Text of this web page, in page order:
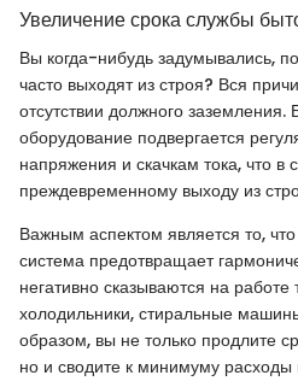
Увеличение срока службы
Вы когда-нибудь задумывались,
часто выходят из строя? Вся
отсутствии должного заземления.
оборудование подвергается
напряжения и скачкам тока, что в
преждевременному выходу из
Важным аспектом является то,
система предотвращает
негативно сказываются на работе
холодильники, стиральные
образом, вы не только продлите
но и сводите к минимуму